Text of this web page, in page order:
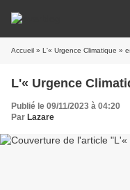
Accueil » L'« Urgence Climatique »
L'« Urgence
Publié le 09/11/2023 à 04:20
Par Lazare